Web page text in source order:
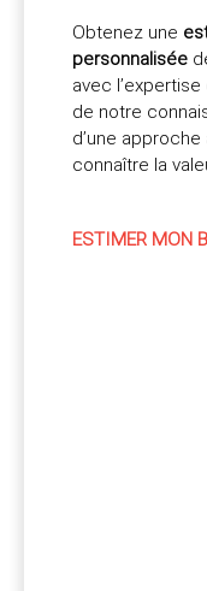
Obtenez une
personnalisée
avec l’expertise
de notre
d’une approche
connaître la
ESTIMER MON